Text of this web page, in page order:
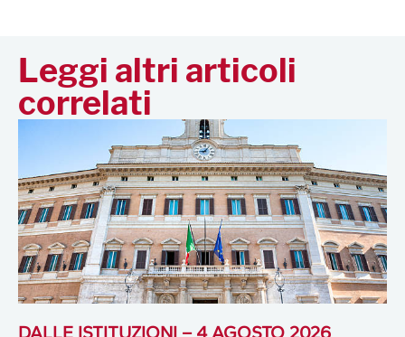
Leggi altri articoli
correlati
DALLE ISTITUZIONI – 4 AGOSTO 2026